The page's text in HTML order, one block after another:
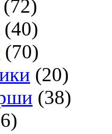
(72)
(40)
(70)
(20)
(38)